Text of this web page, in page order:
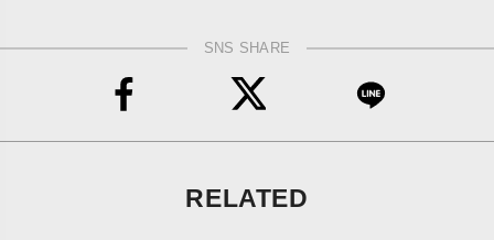
SNS SHARE
RELATED